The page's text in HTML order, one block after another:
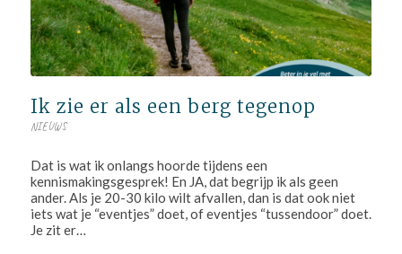
Ik zie er als een berg tegenop
NIEUWS
Dat is wat ik onlangs hoorde tijdens een
kennismakingsgesprek! En JA, dat begrijp ik als geen
ander. Als je 20-30 kilo wilt afvallen, dan is dat ook niet
iets wat je “eventjes” doet, of eventjes “tussendoor” doet.
Je zit er…